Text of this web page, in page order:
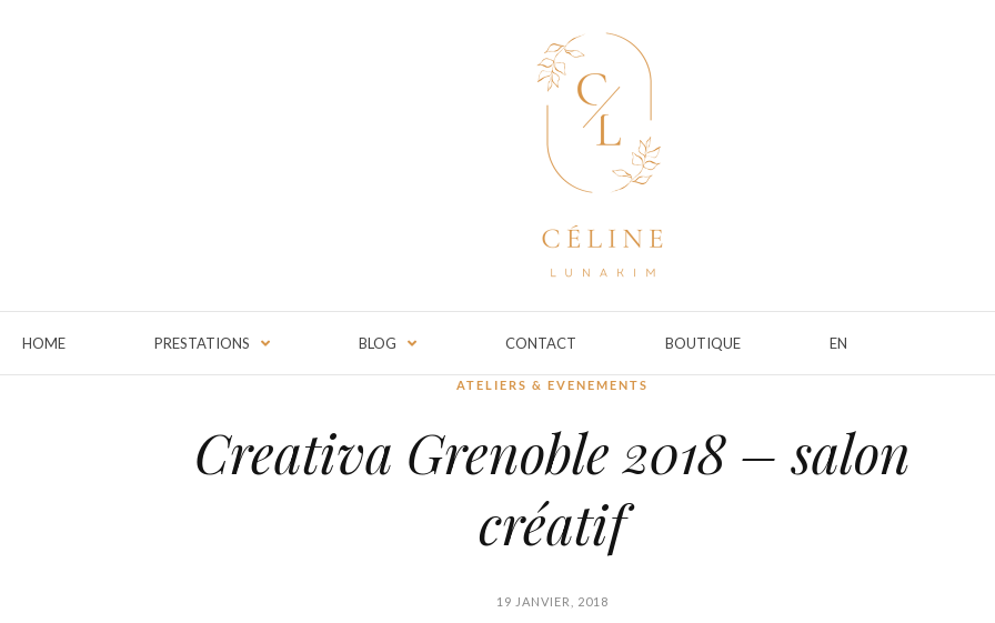
HOME PRESTATIONS BLOG CONTACT BOUTIQUE EN
ATELIERS & EVENEMENTS
Creativa Grenoble 2018 – salon
créatif
19 JANVIER, 2018